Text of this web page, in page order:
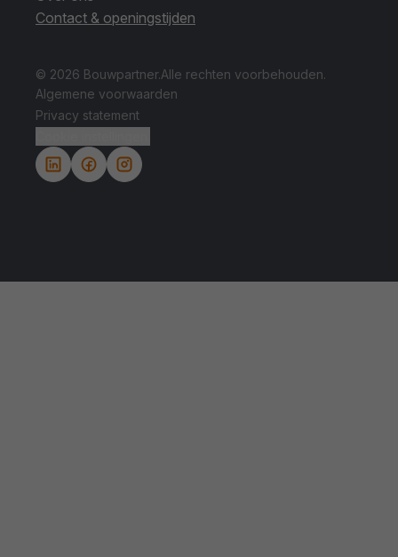
Contact & openingstijden
© 2026 Bouwpartner.Alle rechten voorbehouden.
Algemene voorwaarden
Privacy statement